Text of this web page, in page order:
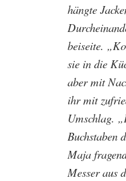
hängte
beiseite.
sie in die
aber mit
ihr mit
Umschlag.
Buchstaben
Maja
Messer aus